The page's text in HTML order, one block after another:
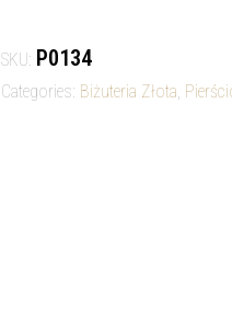
SKU: P0134
Categories: Biżuteria Złota